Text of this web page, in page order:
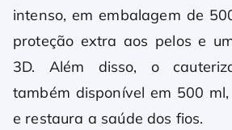
intenso, em embalagem de
proteção extra aos pelos e
3D. Além disso, o
também disponível em 500
e restaura a saúde dos fios.